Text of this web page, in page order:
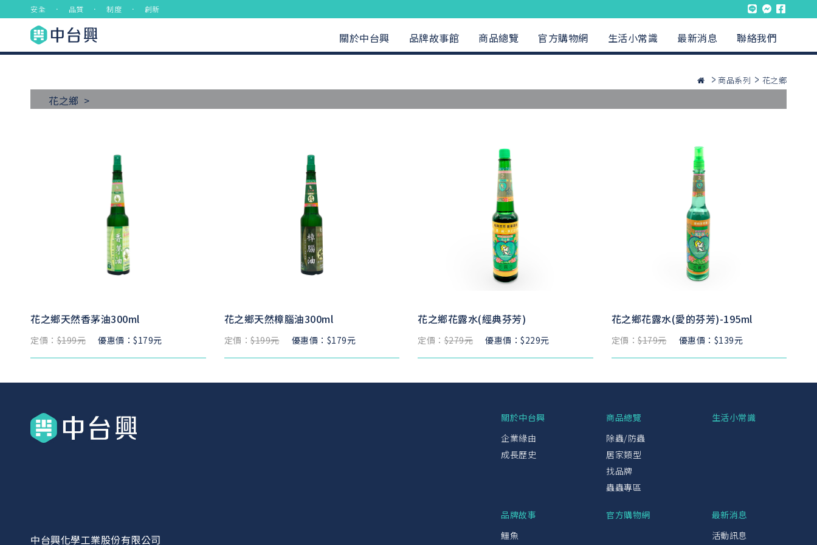
安全 ． 品質 ． 制度 ． 創新
關於中台興 品牌故事館 商品總覽 官方購物網 生活小常識 最新消息 聯絡我們
商品系列 花之鄉
花之鄉 >
花之鄉天然香茅油300ml
定價：$199元 優惠價：$179元
花之鄉天然樟腦油300ml
定價： $199元 優惠價：$179元
花之鄉花露水(經典芬芳)
定價：$279元 優惠價：$229元
花之鄉花露水(愛的芬芳)-195ml
定價： $179元 優惠價：$139元
中台興化學工業股份有限公司
關於中台興
企業緣由
成長歷史
商品總覽
除蟲/防蟲
居家類型
找品牌
蟲蟲專區
生活小常識
品牌故事
鱷魚
官方購物網
最新消息
活動訊息